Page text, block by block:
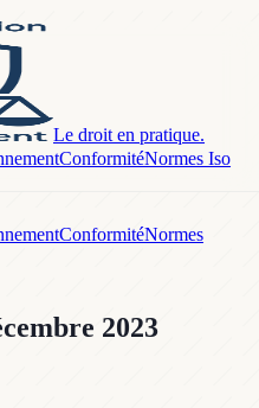
Le droit en pratique.
ConformitéNormes Iso
ConformitéNormes
2023